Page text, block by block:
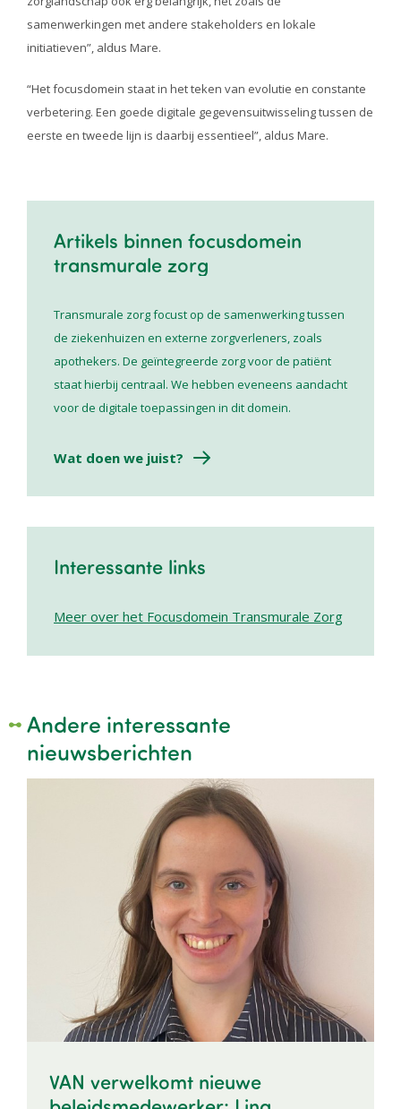
samenwerkingen met andere stakeholders en lokale
initiatieven”, aldus Mare.
“Het focusdomein staat in het teken van evolutie en constante
verbetering. Een goede digitale gegevensuitwisseling tussen de
eerste en tweede lijn is daarbij essentieel”, aldus Mare.
Artikels binnen focusdomein
transmurale zorg
Transmurale zorg focust op de samenwerking tussen
de ziekenhuizen en externe zorgverleners, zoals
apothekers. De geïntegreerde zorg voor de patiënt
staat hierbij centraal. We hebben eveneens aandacht
voor de digitale toepassingen in dit domein.
Wat doen we juist?
Interessante links
Meer over het Focusdomein Transmurale Zorg
Andere interessante
nieuwsberichten
VAN verwelkomt nieuwe